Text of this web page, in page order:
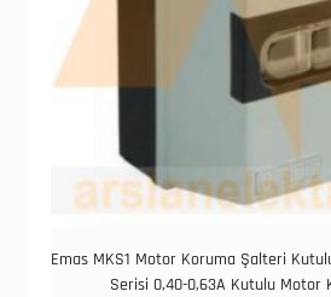
Emas MKS1 Motor Koruma Şalteri
Serisi 0,40-0,63A Kutulu Motor